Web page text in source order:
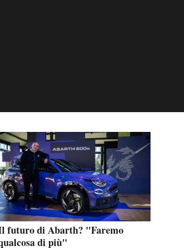
futuro di Abarth? "Faremo
di più"